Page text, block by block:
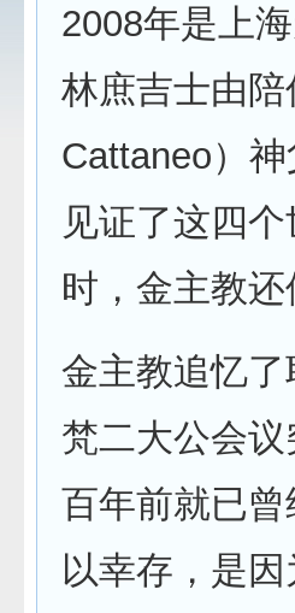
2008年是上
林庶吉士由
Cattaneo）
见证了这四
时，金主教
金主教追忆
梵二大公会
百年前就已
以幸存，是